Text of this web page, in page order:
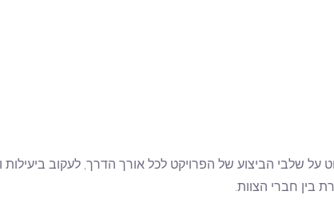
על שלבי הביצוע של הפרויקט לכל אורך הדרך, לעקוב
בין חברי הצוות.